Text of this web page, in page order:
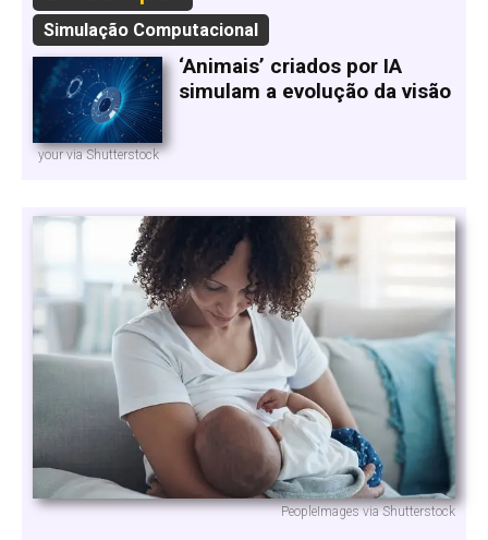
Simulação Computacional
your via Shutterstock
‘Animais’ criados por IA
simulam a evolução da visão
PeopleImages via Shutterstock